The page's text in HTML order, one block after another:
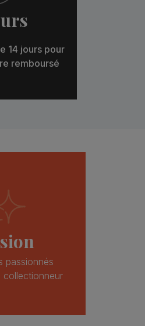
14 jours pour
remboursé
passionnés
collectionneur